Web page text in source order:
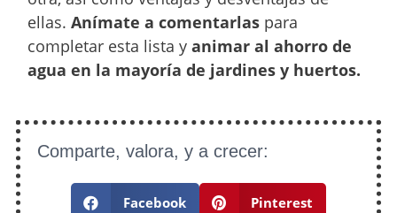
ellas.Anímate a comentarlas para
completar esta lista yanimar al ahorro de
agua en la mayoría de jardines y huertos.
Comparte, valora, y a crecer:
Facebook Pinterest